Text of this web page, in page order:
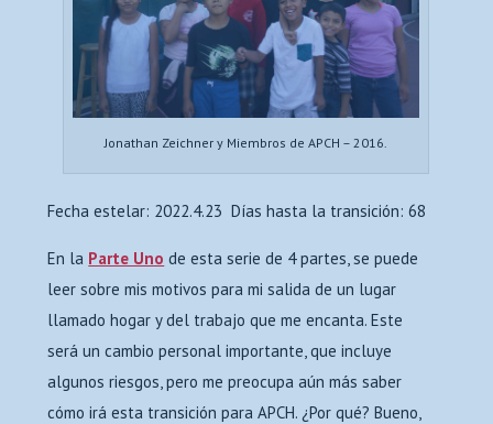
Jonathan Zeichner y Miembros de APCH – 2016.
Fecha estelar: 2022.4.23 Días hasta la transición: 68
En la Parte Uno de esta serie de 4 partes, se puede
leer sobre mis motivos para mi salida de un lugar
llamado hogar y del trabajo que me encanta. Este
será un cambio personal importante, que incluye
algunos riesgos, pero me preocupa aún más saber
cómo irá esta transición para APCH. ¿Por qué? Bueno,